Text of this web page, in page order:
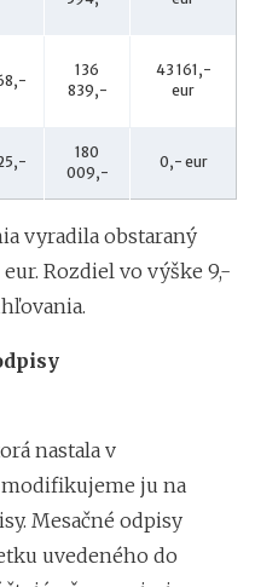
136
839,-
43 161,-
eur
180
009,-
0,- eur
vyradila obstaraný
Rozdiel vo výške 9,-
nastala v
ju na
Mesačné odpisy
uvedeného do